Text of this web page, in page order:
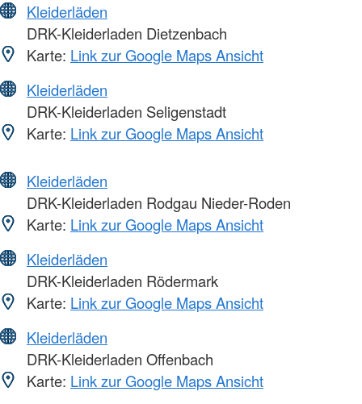
Kleiderläden
DRK-Kleiderladen Dietzenbach
Karte: Link zur Google Maps Ansicht
Kleiderläden
DRK-Kleiderladen Seligenstadt
Karte: Link zur Google Maps Ansicht
Kleiderläden
DRK-Kleiderladen Rodgau Nieder-Roden
Karte: Link zur Google Maps Ansicht
Kleiderläden
DRK-Kleiderladen Rödermark
Karte: Link zur Google Maps Ansicht
Kleiderläden
DRK-Kleiderladen Offenbach
Karte: Link zur Google Maps Ansicht